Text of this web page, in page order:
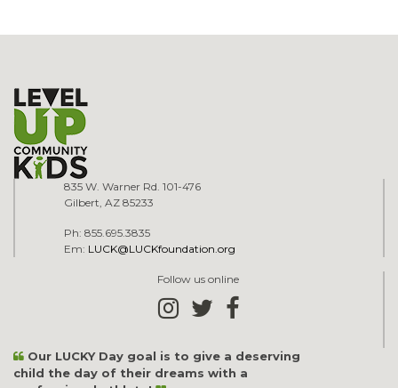
835 W. Warner Rd. 101-476
Gilbert, AZ 85233
Ph: 855.695.3835
Em: LUCK@LUCKfoundation.org
Follow us online
Our LUCKY Day goal is to give a deserving
child the day of their dreams with a